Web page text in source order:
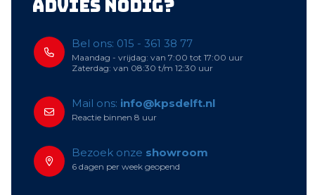
Advies nodig?
Bel ons: 015 - 361 38 77
Maandag - vrijdag: van 7:00 tot 17:00 uur
Zaterdag: van 08:30 t/m 12:30 uur
Mail ons: info@kpsdelft.nl
Reactie binnen 8 uur
Bezoek onze showroom
6 dagen per week geopend